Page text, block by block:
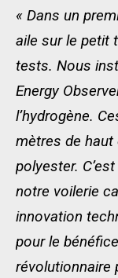
« Dans un
aile sur le petit
tests. Nous
Energy
l’hydrogène.
mètres de
polyester.
notre voilerie
innovation
pour le
révolutionnaire